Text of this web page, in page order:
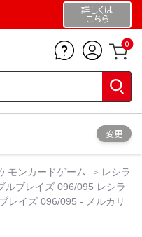
詳しくは
こちら
0
変更
モンカードゲーム
レシラ
ルブレイズ 096/095 レシラ
レイズ 096/095 - メルカリ